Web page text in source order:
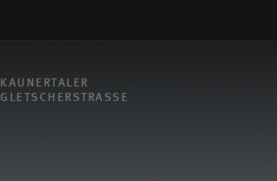
KAUNERTALER
GLETSCHERSTRASSE